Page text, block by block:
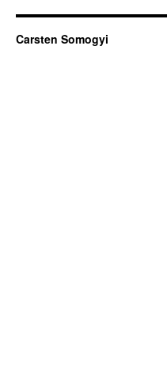
Carsten Somogyi